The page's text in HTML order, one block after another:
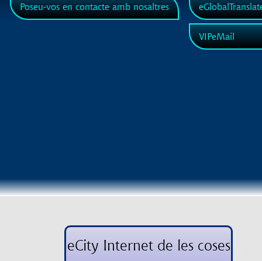
Poseu-vos en contacte amb nosaltres
VIPeMail
eCity Internet de les coses